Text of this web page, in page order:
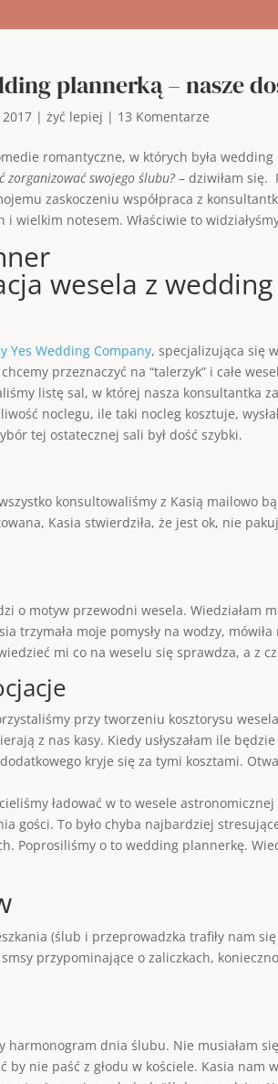
plannerką – nasze
|żyć lepiej | 13 Komentarze
romantyczne, w których była
zorganizować swojego ślubu?– dziwiłam się.
zaskoczeniu współpraca z
i wielkim notesem. Właściwie to
wesela z
Yes Wedding Company, specjalizująca się
przeznaczyć na “talerzyk” i całe
listę sal, w której nasza konsultantka
noclegu, ile taki nocleg kosztuje,
tej ostatecznej sali był dość szybki.
konsultowaliśmy z Kasią mailowo
Kasia stwierdziła, że jest ok, nie
o motyw przewodni wesela. Wiedziałam
trzymała moje pomysły na wodzy,
mi co na weselu się sprawdza, a z
przy tworzeniu kosztorysu
z nas kasy. Kiedy usłyszałam ile
kryje się za tymi kosztami.
ładować w to wesele
gości. To było chyba najbardziej
Poprosiliśmy o to wedding plannerkę.
(ślub i przeprowadzka trafiły nam
przypominające o zaliczkach,
harmonogram dnia ślubu. Nie musiałam
nie paść z głodu w kościele. Kasia nam